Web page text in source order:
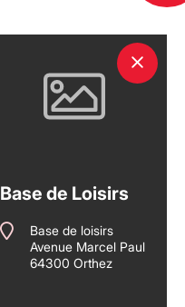
Base de Loisirs
Base de loisirs
Avenue Marcel Paul
64300 Orthez